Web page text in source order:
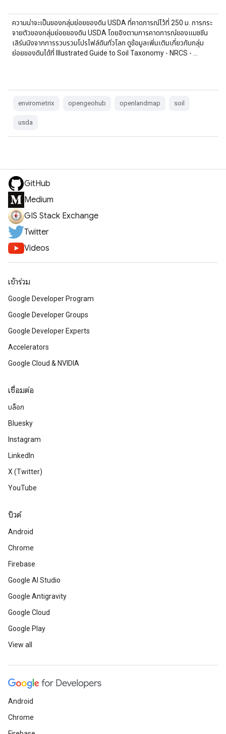
ความน่าจะเป็นของกลุ่มย่อยของดิน USDA ที่คาดการณ์ไว้ที่ 250 ม. การกระ
จายตัวของกลุ่มย่อยของดิน USDA โดยอิงตามการคาดการณ์ของแมชชีน
เลิร์นนิงจากการรวบรวมโปรไฟล์ดินทั่วโลก ดูข้อมูลเพิ่มเติมเกี่ยวกับกลุ่ม
ย่อยของดินได้ที่ Illustrated Guide to Soil Taxonomy - NRCS - …
envirometrix opengeohub openlandmap soil
usda
GitHub
Medium
GIS Stack Exchange
Twitter
Videos
เข้าร่วม
Google Developer Program
Google Developer Groups
Google Developer Experts
Accelerators
Google Cloud & NVIDIA
เชื่อมต่อ
บล็อก
Bluesky
Instagram
LinkedIn
X (Twitter)
YouTube
บิวด์
Android
Chrome
Firebase
Google AI Studio
Google Antigravity
Google Cloud
Google Play
View all
Android
Chrome